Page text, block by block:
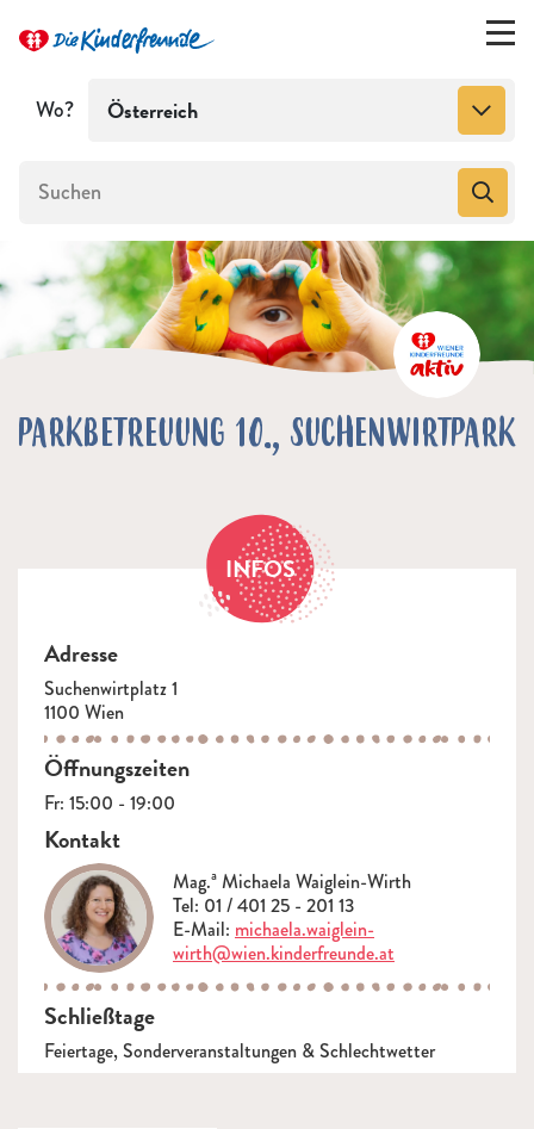
Wo? Österreich
PARKBETREUUNG 10., SUCHENWIRTPARK
INFOS
Adresse
Suchenwirtplatz 1
1100 Wien
Öffnungszeiten
Fr: 15:00 - 19:00
Kontakt
Mag.ª Michaela Waiglein-Wirth
Tel: 01 / 401 25 - 201 13
E-Mail: michaela.waiglein-
wirth@wien.kinderfreunde.at
Schließtage
Feiertage, Sonderveranstaltungen & Schlechtwetter